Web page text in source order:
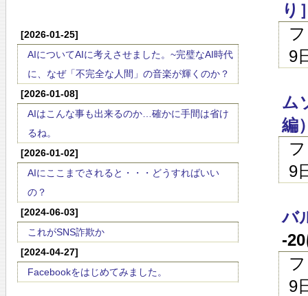
[2026-01-25]
AIについてAIに考えさせました。~完璧なAI時代
に、なぜ「不完全な人間」の音楽が輝くのか？
[2026-01-08]
AIはこんな事も出来るのか…確かに手間は省け
るね。
[2026-01-02]
AIにここまでされると・・・どうすればいい
の？
[2024-06-03]
これがSNS詐欺か
[2024-04-27]
Facebookをはじめてみました。
り
9
ム
編
9
バ
-
9